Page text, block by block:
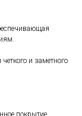
и заметного